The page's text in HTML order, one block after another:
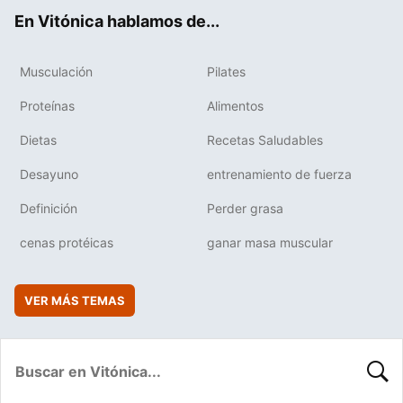
En Vitónica hablamos de...
Musculación Pilates
Proteínas Alimentos
Dietas Recetas Saludables
Desayuno entrenamiento de fuerza
Definición Perder grasa
cenas protéicas ganar masa muscular
VER MÁS TEMAS